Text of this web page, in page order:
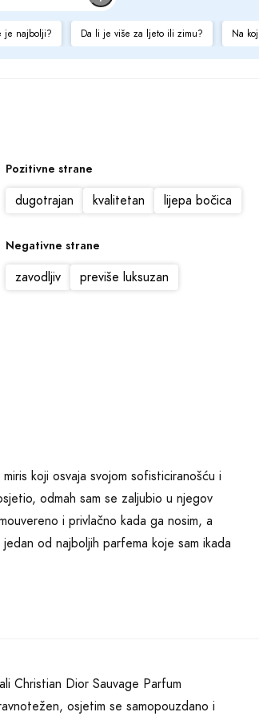
je najbolji? Da li je više za ljeto ili zimu? Na
Pozitivne strane
dugotrajan kvalitetan lijepa bočica
Negativne strane
zavodljiv previše luksuzan
koji osvaja svojom sofisticiranošću i
odmah sam se zaljubio u njegov
i privlačno kada ga nosim, a
od najboljih parfema koje sam ikada
Christian Dior Sauvage Parfum
osjetim se samopouzdano i